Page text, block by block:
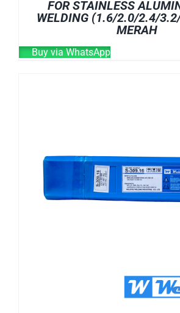
FOR STAINLESS
WELDING (1.6/2.0/2.4/
MERAH
Buy via WhatsApp